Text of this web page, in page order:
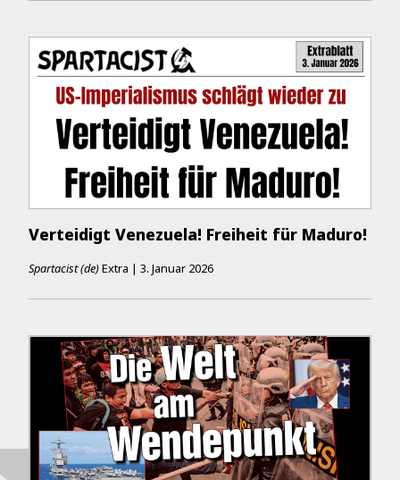
Verteidigt Venezuela! Freiheit für Maduro!
Spartacist (de)Extra | 3. Januar 2026